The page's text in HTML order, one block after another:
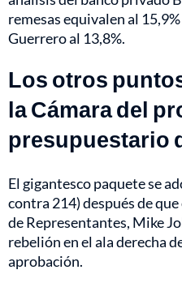
remesas equivalen al
Guerrero al 13,8%.
Los otros
la Cámara del
presupuestario
El gigantesco paquete se
contra 214) después de
de Representantes, Mike
rebelión en el ala derecha
aprobación.